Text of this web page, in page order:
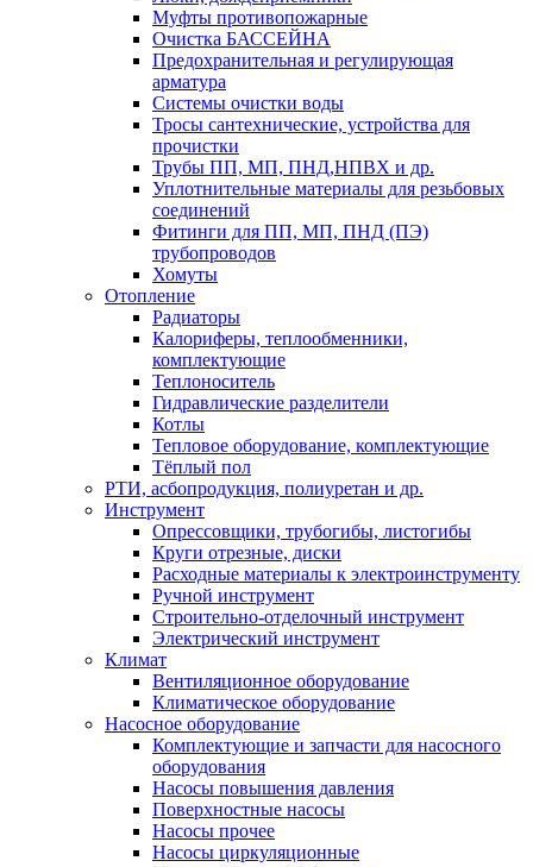
Муфты противопожарные
Очистка БАССЕЙНА
Предохранительная и регулирующая
арматура
Системы очистки воды
Тросы сантехнические, устройства для
прочистки
Трубы ПП, МП, ПНД,НПВХ и др.
Уплотнительные материалы для резьбовых
соединений
Фитинги для ПП, МП, ПНД (ПЭ)
трубопроводов
Хомуты
Отопление
Радиаторы
Калориферы, теплообменники,
комплектующие
Теплоноситель
Гидравлические разделители
Котлы
Тепловое оборудование, комплектующие
Тёплый пол
РТИ, асбопродукция, полиуретан и др.
Инструмент
Опрессовщики, трубогибы, листогибы
Круги отрезные, диски
Расходные материалы к электроинструменту
Ручной инструмент
Строительно-отделочный инструмент
Электрический инструмент
Климат
Вентиляционное оборудование
Климатическое оборудование
Насосное оборудование
Комплектующие и запчасти для насосного
оборудования
Насосы повышения давления
Поверхностные насосы
Насосы прочее
Насосы циркуляционные